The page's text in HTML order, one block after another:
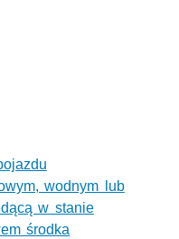
wodnym lub
w stanie
środka